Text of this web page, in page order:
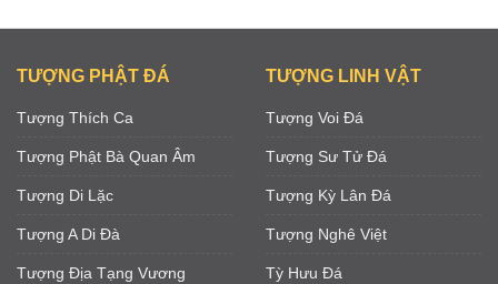
TƯỢNG PHẬT ĐÁ
Tượng Thích Ca
Tượng Phật Bà Quan Âm
Tượng Di Lặc
Tượng A Di Đà
Tượng Địa Tạng Vương
TƯỢNG LINH VẬT
Tượng Voi Đá
Tượng Sư Tử Đá
Tượng Kỳ Lân Đá
Tượng Nghê Việt
Tỳ Hưu Đá